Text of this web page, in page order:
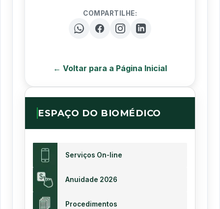
COMPARTILHE:
← Voltar para a Página Inicial
ESPAÇO DO BIOMÉDICO
Serviços On-line
Anuidade 2026
Procedimentos